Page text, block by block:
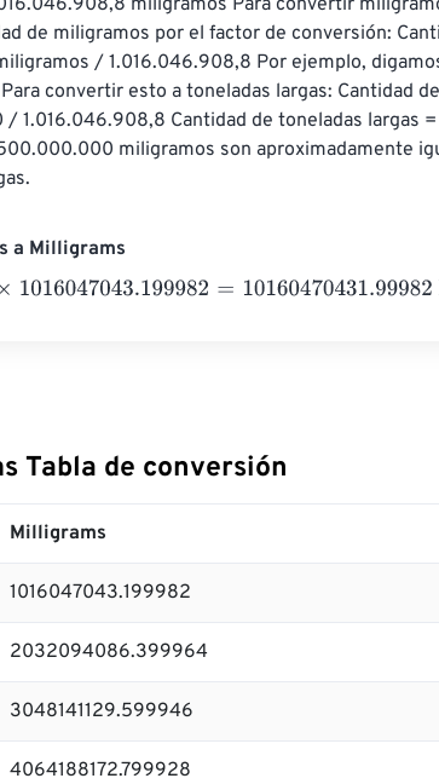
miligramos Para convertir
de miligramos por el factor de conversión:
/ 1.016.046.908,8 Por ejemplo,
convertir esto a toneladas largas: Cantidad de
1.016.046.908,8 Cantidad de toneladas largas =
miligramos son aproximadamente
a Milligrams
=10160470431.99982 Milligrams
Tabla de conversión
Milligrams
1016047043.199982
2032094086.399964
3048141129.599946
4064188172.799928